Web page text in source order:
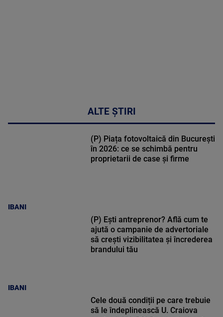
ALTE ȘTIRI
IBANI
(P) Piața fotovoltaică din București
în 2026: ce se schimbă pentru
proprietarii de case și firme
IBANI
(P) Ești antreprenor? Află cum te
ajută o campanie de advertoriale
să crești vizibilitatea și încrederea
brandului tău
Cele două condiții pe care trebuie
să le îndeplinească U. Craiova